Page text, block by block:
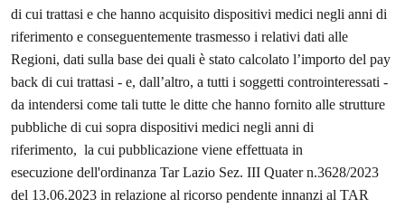
di cui trattasi e che hanno acquisito dispositivi medici negli anni di
riferimento e conseguentemente trasmesso i relativi dati alle
Regioni, dati sulla base dei quali è stato calcolato l’importo del pay
back di cui trattasi - e, dall’altro, a tutti i soggetti controinteressati -
da intendersi come tali tutte le ditte che hanno fornito alle strutture
pubbliche di cui sopra dispositivi medici negli anni di
riferimento, la cui pubblicazione viene effettuata in
esecuzione dell'ordinanza Tar Lazio Sez. III Quater n.3628/2023
del 13.06.2023 in relazione al ricorso pendente innanzi al TAR